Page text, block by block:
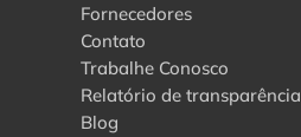
Fornecedores
Contato
Trabalhe Conosco
Relatório de transparência
Blog